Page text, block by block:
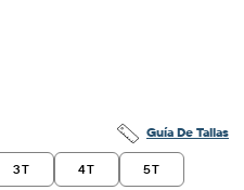
Guía De Tallas
3T 4T 5T